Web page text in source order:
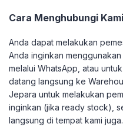
Cara Menghubungi Kami
Anda dapat melakukan
Anda inginkan
melalui WhatsApp, atau
datang langsung ke
Jepara untuk melakukan
inginkan (jika ready stock),
langsung di tempat kami juga.